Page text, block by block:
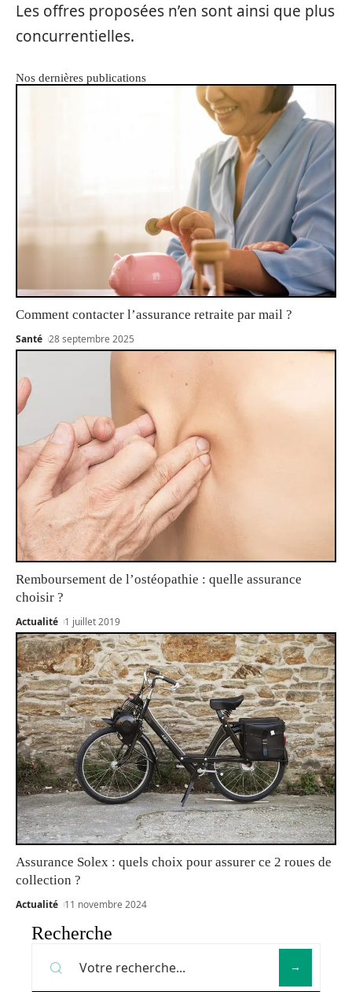
Les offres proposées n’en sont ainsi que plus
concurrentielles.
Nos dernières publications
Comment contacter l’assurance retraite par mail ?
Santé 28 septembre 2025
Remboursement de l’ostéopathie : quelle assurance
choisir ?
Actualité 1 juillet 2019
Assurance Solex : quels choix pour assurer ce 2 roues de
collection ?
Actualité 11 novembre 2024
Recherche